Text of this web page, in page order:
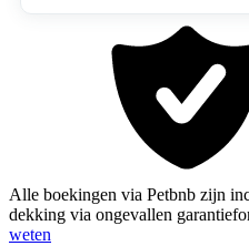
Alle boekingen via Petbnb zijn
dekking via ongevallen
weten